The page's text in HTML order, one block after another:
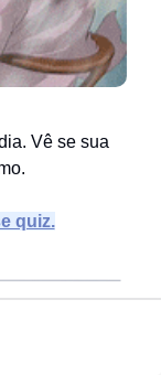
Vê se sua
quiz.
aí.